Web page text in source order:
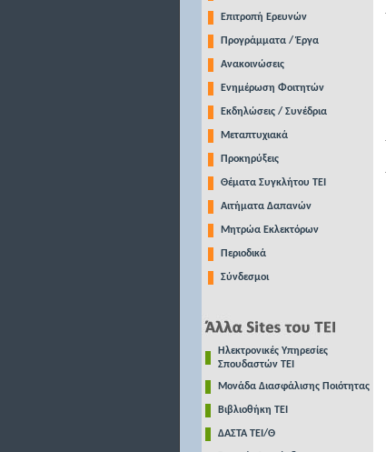
Επιτροπή Ερευνών
Προγράμματα / Έργα
Ανακοινώσεις
Ενημέρωση Φοιτητών
Εκδηλώσεις / Συνέδρια
Μεταπτυχιακά
Προκηρύξεις
Θέματα Συγκλήτου ΤΕΙ
Αιτήματα Δαπανών
Μητρώα Εκλεκτόρων
Περιοδικά
Σύνδεσμοι
Ηλεκτρονικές Υπηρεσίες
Σπουδαστών ΤΕΙ
Μονάδα Διασφάλισης Ποιότητας
Βιβλιοθήκη ΤΕΙ
ΔΑΣΤΑ ΤΕΙ/Θ